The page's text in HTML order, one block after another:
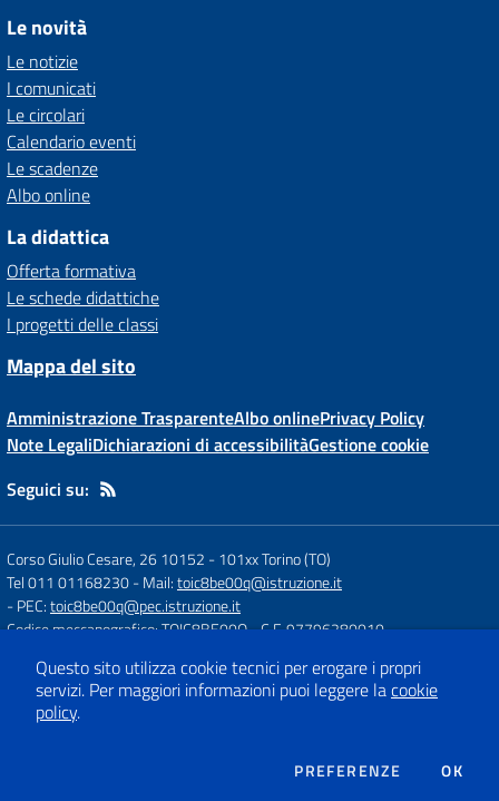
Le novità
Le notizie
I comunicati
Le circolari
Calendario eventi
Le scadenze
Albo online
La didattica
Offerta formativa
Le schede didattiche
I progetti delle classi
Mappa del sito
Amministrazione TrasparenteAlbo onlinePrivacy Policy
Note LegaliDichiarazioni di accessibilitàGestione cookie
Seguici su:
Corso Giulio Cesare, 26 10152 -101xx Torino (TO)
Tel 011 01168230- Mail:toic8be00q@istruzione.it
- PEC:toic8be00q@pec.istruzione.it
Codice meccanografico: TOIC8BE00Q- C.F. 97796280010
Concept & Design by
Designers Italia
Questo sito utilizza cookie tecnici per erogare i propri
servizi. Per maggiori informazioni puoi leggere lacookie
policy.
PREFERENZE DEI COOKIE
OK